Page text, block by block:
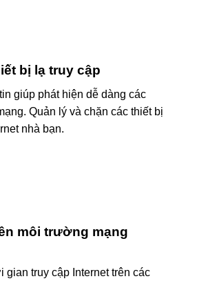
bị lạ truy cập
giúp phát hiện dễ dàng các
Quản lý và chặn các thiết bị
nhà bạn.
môi trường mạng
gian truy cập Internet trên các